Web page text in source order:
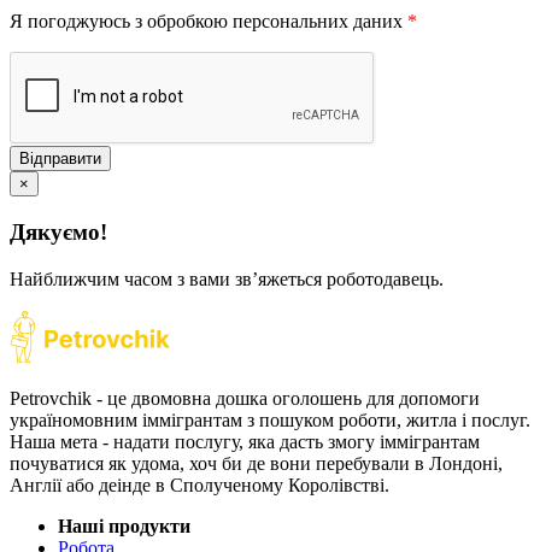
Я погоджуюсь з обробкою персональних даних *
Відправити
×
Дякуємо!
Найближчим часом з вами звʼяжеться роботодавець.
Petrovchik - це двомовна дошка оголошень для допомоги
україномовним іммігрантам з пошуком роботи, житла і послуг.
Наша мета - надати послугу, яка дасть змогу іммігрантам
почуватися як удома, хоч би де вони перебували в Лондоні,
Англії або деінде в Сполученому Королівстві.
Наші продукти
Робота